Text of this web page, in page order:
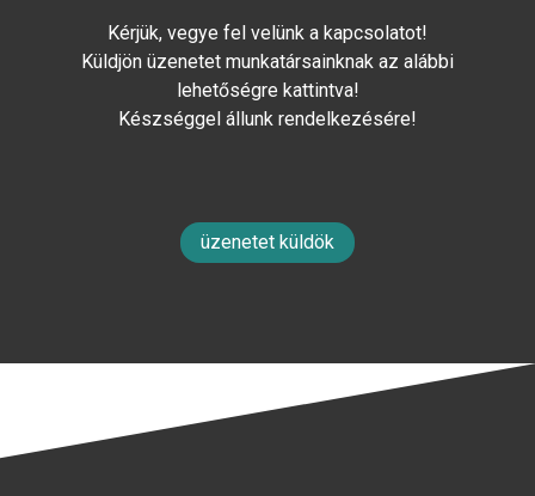
Kérjük, vegye fel velünk a kapcsolatot!
Küldjön üzenetet munkatársainknak az alábbi
lehetőségre kattintva!
Készséggel állunk rendelkezésére!
üzenetet küldök